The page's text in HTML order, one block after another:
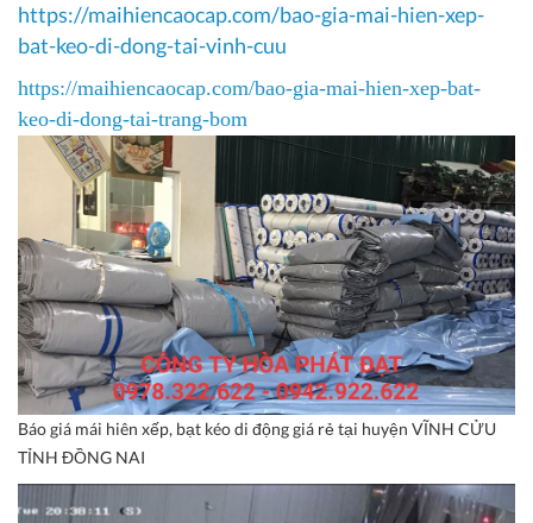
https://maihiencaocap.com/bao-gia-mai-hien-xep-
bat-keo-di-dong-tai-vinh-cuu​
https://maihiencaocap.com/bao-gia-mai-hien-xep-bat-
keo-di-dong-tai-trang-bom
Báo giá mái hiên xếp, bạt kéo di động giá rẻ tại huyện VĨNH CỬU
TỈNH ĐỒNG NAI